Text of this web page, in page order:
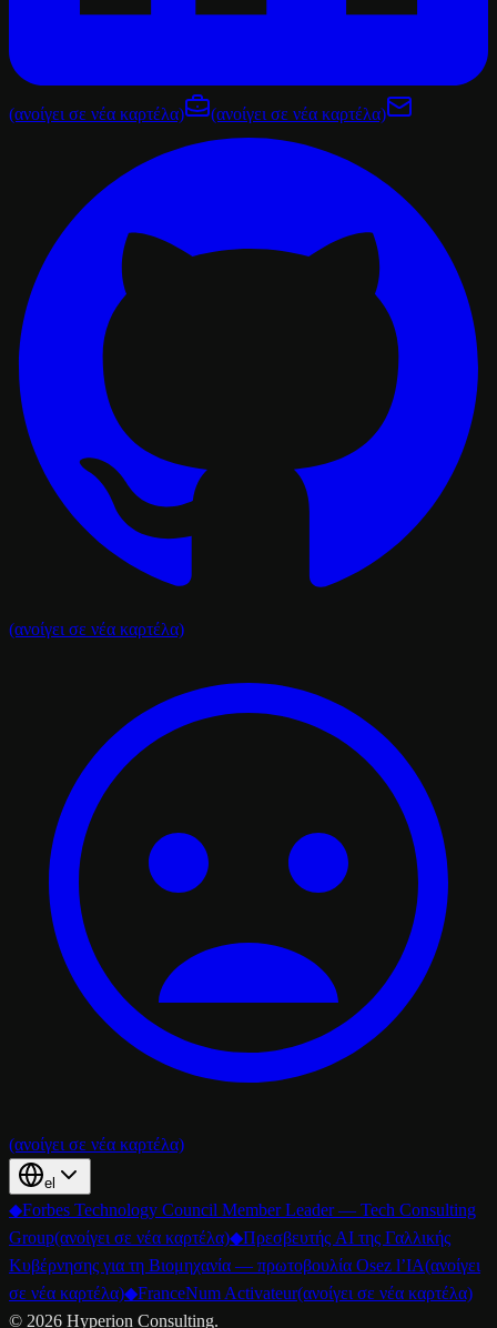
(ανοίγει σε νέα καρτέλα) (ανοίγει σε νέα καρτέλα)
(ανοίγει σε νέα καρτέλα)
(ανοίγει σε νέα καρτέλα)
el
◆Forbes Technology Council Member Leader — Tech Consulting
Group(ανοίγει σε νέα καρτέλα)◆Πρεσβευτής AI της Γαλλικής
Κυβέρνησης για τη Βιομηχανία — πρωτοβουλία Osez l’IA(ανοίγει
σε νέα καρτέλα)◆FranceNum Activateur(ανοίγει σε νέα καρτέλα)
© 2026 Hyperion Consulting.